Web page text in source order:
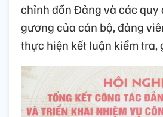
chỉnh đốn Đảng và các quy
gương của cán bộ, đảng
thực hiện kết luận kiểm tra,